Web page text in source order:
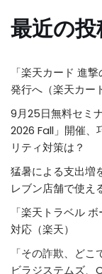
最近の投
「楽天カード 進
発行へ（楽天カー
9月25日無料セミ
2026 Fall」開催、
リティ対策は？
猛暑による支出増
レブン店舗で使え
「楽天トラベル
対応（楽天）
「その詐欺、ど
ビラジステムズ